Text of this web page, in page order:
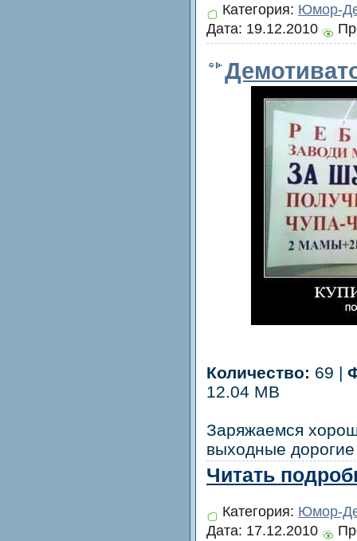
Категория: Юмор-
Дата: 19.12.2010
Количество: 69 |
12.04 MB
Заряжаемся
выходные дорогие
Читать
Категория: Юмор-
Дата: 17.12.2010